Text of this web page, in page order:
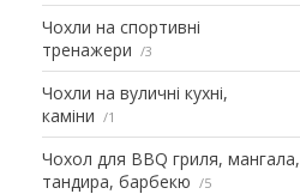
Чохли на спортивні
тренажери
3
Чохли на вуличні кухні,
каміни
1
Чохол для BBQ гриля, мангала,
тандира, барбекю
5